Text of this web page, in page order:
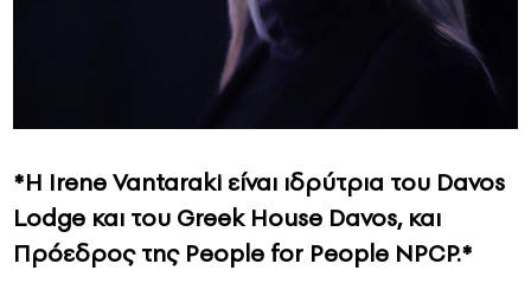
*Η Irene Vantaraki είναι ιδρύτρια του Davos
Lodge και του Greek House Davos, και
Πρόεδρος της People for People NPCP.*